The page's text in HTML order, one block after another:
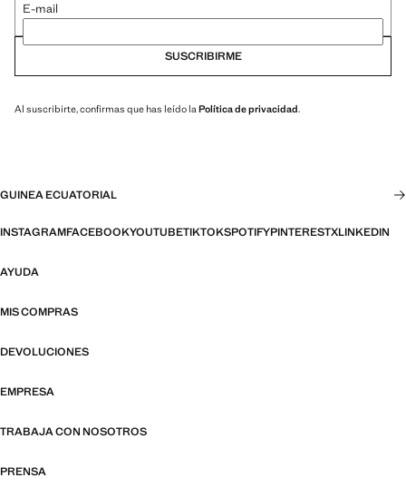
E-mail
SUSCRIBIRME
Al suscribirte, confirmas que has leído laPolítica de privacidad.
GUINEA ECUATORIAL
INSTAGRAMFACEBOOKYOUTUBETIKTOKSPOTIFYPINTERESTXLINKEDIN
AYUDA
MIS COMPRAS
DEVOLUCIONES
EMPRESA
TRABAJA CON NOSOTROS
PRENSA